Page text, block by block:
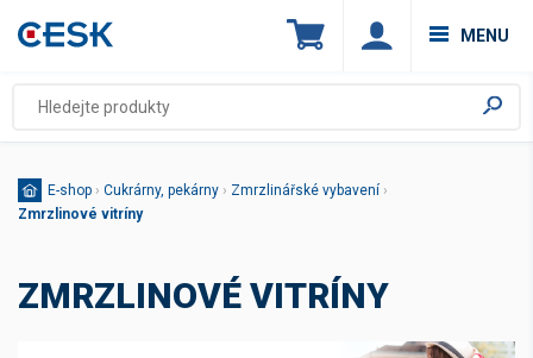
MENU
E-shop › Cukrárny, pekárny › Zmrzlinářské vybavení ›
Zmrzlinové vitríny
ZMRZLINOVÉ VITRÍNY